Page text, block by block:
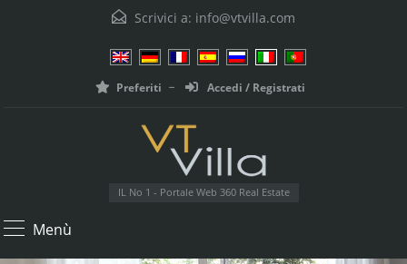
Scrivici a: info@vtvilla.com
Preferiti Accedi / Registrati
IL No 1 - Portale Web 360 Real Estate
Menù